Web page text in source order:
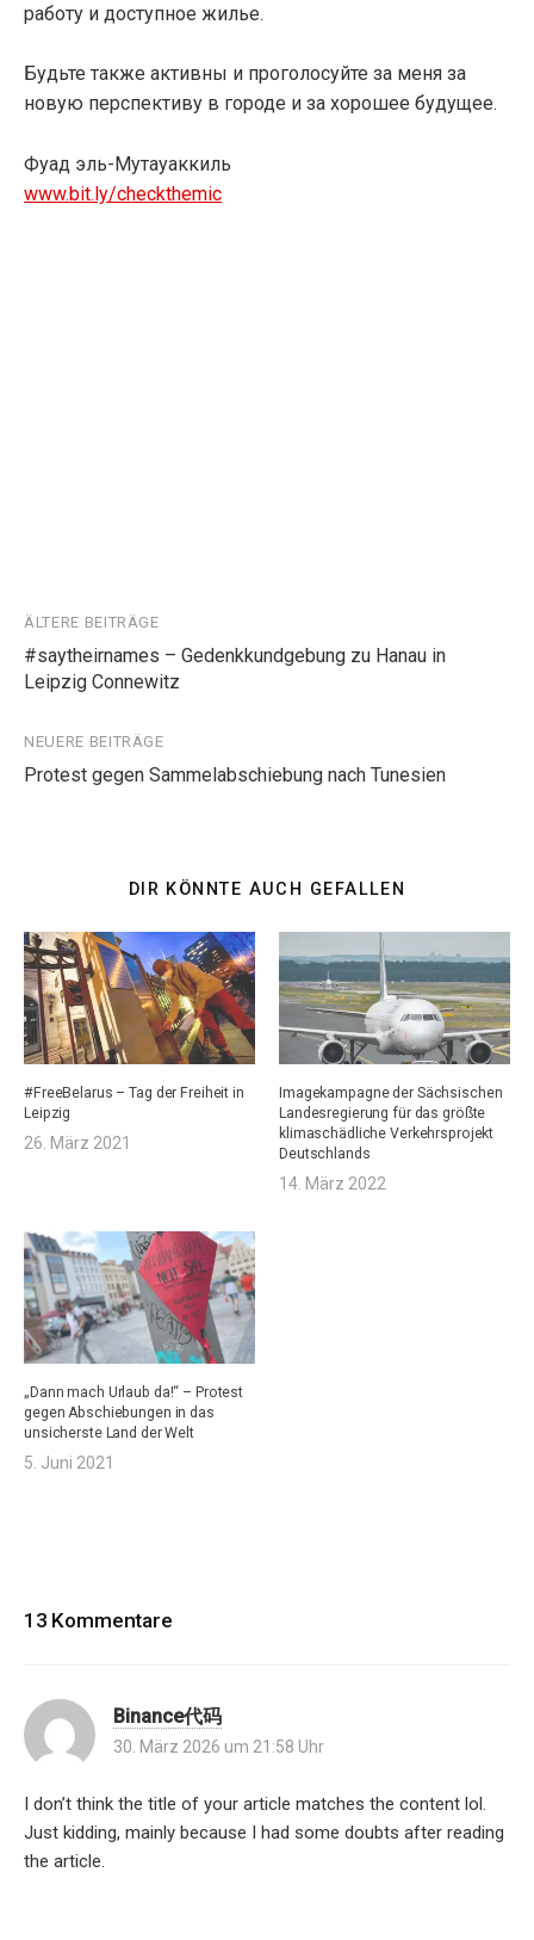
работу и доступное жилье.
Будьте также активны и проголосуйте за меня за
новую перспективу в городе и за хорошее будущее.
Фуад эль-Мутауаккиль
www.bit.ly/checkthemic
Beitragsnavigation
ÄLTERE BEITRÄGE
#saytheirnames – Gedenkkundgebung zu Hanau in
Leipzig Connewitz
NEUERE BEITRÄGE
Protest gegen Sammelabschiebung nach Tunesien
DIR KÖNNTE AUCH GEFALLEN
#FreeBelarus – Tag der Freiheit in
Leipzig
26. März 2021
Imagekampagne der Sächsischen
Landesregierung für das größte
klimaschädliche Verkehrsprojekt
Deutschlands
14. März 2022
„Dann mach Urlaub da!“ – Protest
gegen Abschiebungen in das
unsicherste Land der Welt
5. Juni 2021
13 Kommentare
Binance代码
30. März 2026 um 21:58 Uhr
I don’t think the title of your article matches the content lol.
Just kidding, mainly because I had some doubts after reading
the article.